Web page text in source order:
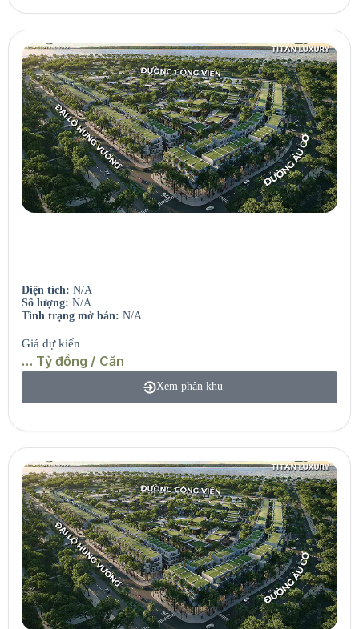
Diện tích: N/A
Số lượng: N/A
Tình trạng mở bán: N/A
Giá dự kiến
… Tỷ đồng / Căn
Xem phân khu